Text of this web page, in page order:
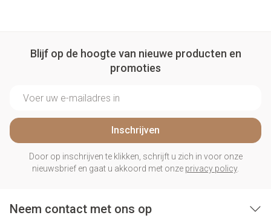
Blijf op de hoogte van nieuwe producten en
promoties
Inschrijven
Door op inschrijven te klikken, schrijft u zich in voor onze
nieuwsbrief en gaat u akkoord met onze privacy policy.
Neem contact met ons op